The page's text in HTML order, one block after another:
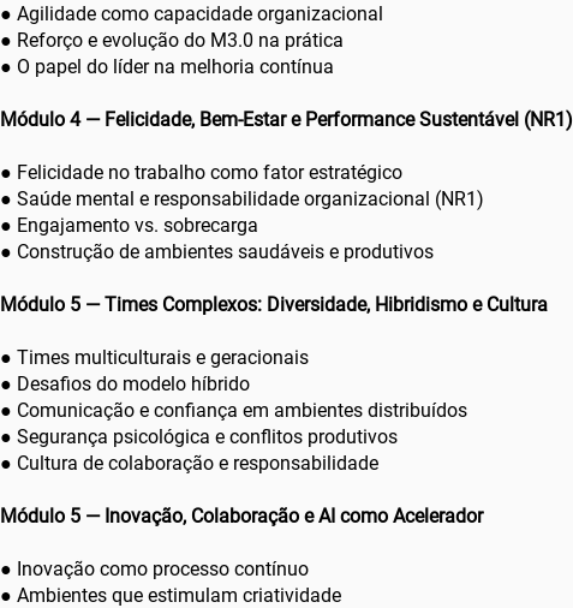
● Agilidade como capacidade organizacional
● Reforço e evolução do M3.0 na prática
● O papel do líder na melhoria contínua
Módulo 4 — Felicidade, Bem-Estar e Performance Sustentável (NR1)
● Felicidade no trabalho como fator estratégico
● Saúde mental e responsabilidade organizacional (NR1)
● Engajamento vs. sobrecarga
● Construção de ambientes saudáveis e produtivos
Módulo 5 — Times Complexos: Diversidade, Hibridismo e Cultura
● Times multiculturais e geracionais
● Desafios do modelo híbrido
● Comunicação e confiança em ambientes distribuídos
● Segurança psicológica e conflitos produtivos
● Cultura de colaboração e responsabilidade
Módulo 5 — Inovação, Colaboração e AI como Acelerador
● Inovação como processo contínuo
● Ambientes que estimulam criatividade